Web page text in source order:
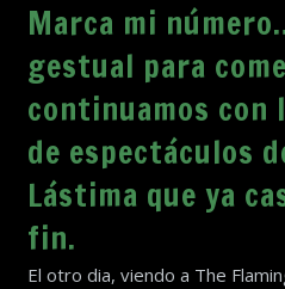
Marca mi
gestual para
continuamos con
de espectáculos
Lástima que ya
fin.
El otro dia, viendo a The